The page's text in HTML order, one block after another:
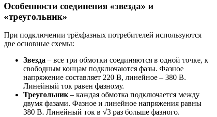
Особенности соединения «звезда» и
«треугольник»
При подключении трёхфазных потребителей используются
две основные схемы:
Звезда – все три обмотки соединяются в одной точке, к
свободным концам подключаются фазы. Фазное
напряжение составляет 220 В, линейное – 380 В.
Линейный ток равен фазному.
Треугольник – каждая обмотка подключается между
двумя фазами. Фазное и линейное напряжения равны
380 В. Линейный ток в √3 раз больше фазного.